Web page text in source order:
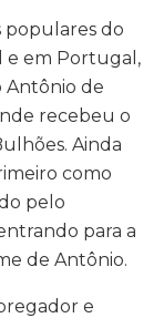
populares do
e em Portugal,
Antônio de
recebeu o
Ainda
como
pelo
para a
de Antônio.
e